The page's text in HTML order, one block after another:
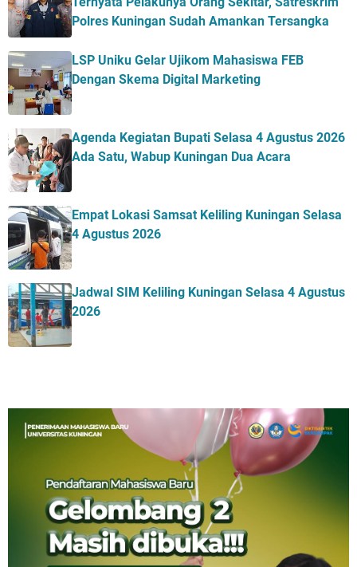
Polres Kuningan Sudah Amankan Tersangka
LSP Uniku Gelar Ujikom Mahasiswa FEB
Dengan Skema Digital Marketing
Agenda Kegiatan Bupati Selasa 4 Agustus 2026
Ada Satu, Wabup Kuningan Dua Acara
Empat Lokasi Samsat Keliling Kuningan Selasa
4 Agustus 2026
Jadwal SIM Keliling Kuningan Selasa 4 Agustus
2026